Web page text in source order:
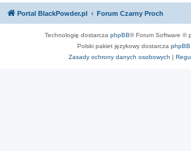
Portal BlackPowder.pl Forum Czarny Proch
Technologię dostarcza phpBB® Forum Software ©
Polski pakiet językowy dostarcza
Zasady ochrony danych osobowych |